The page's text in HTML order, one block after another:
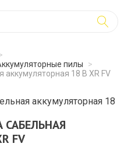
пилы
>
аккумуляторная 18 В XR FV
САБЕЛЬНАЯ
FV